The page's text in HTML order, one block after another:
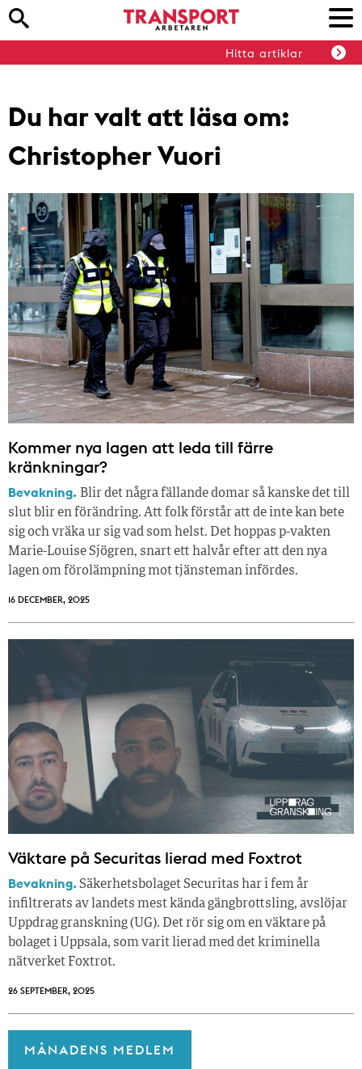
Hitta artiklar
Du har valt att läsa om:
Christopher Vuori
Kommer nya lagen att leda till färre
kränkningar?
Bevakning. Blir det några fällande domar så kanske det till
slut blir en förändring. Att folk förstår att de inte kan bete
sig och vräka ur sig vad som helst. Det hoppas p-vakten
Marie-Louise Sjögren, snart ett halvår efter att den nya
lagen om förolämpning mot tjänsteman infördes.
16 DECEMBER, 2025
Väktare på Securitas lierad med Foxtrot
Bevakning.Säkerhets­bolaget Securitas har i fem år
infiltrerats av landets mest kända gängbrottsling, avslöj­ar
Uppdrag granskning (UG). Det rör sig om en väktare på
bolaget i Uppsala, som varit lierad med det kriminella
nätverket Foxtrot.
26 SEPTEMBER, 2025
MÅNADENS MEDLEM